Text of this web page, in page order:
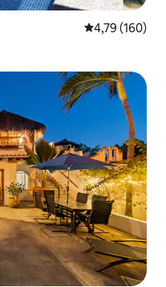
4,79 av 5 i
4,79 (160)